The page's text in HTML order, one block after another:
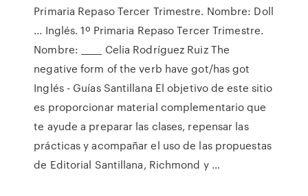
Primaria Repaso Tercer Trimestre. Nombre: Doll
... Inglés. 1º Primaria Repaso Tercer Trimestre.
Nombre: _____ Celia Rodríguez Ruiz The
negative form of the verb have got/has got
Inglés - Guías Santillana El objetivo de este sitio
es proporcionar material complementario que
te ayude a preparar las clases, repensar las
prácticas y acompañar el uso de las propuestas
de Editorial Santillana, Richmond y …